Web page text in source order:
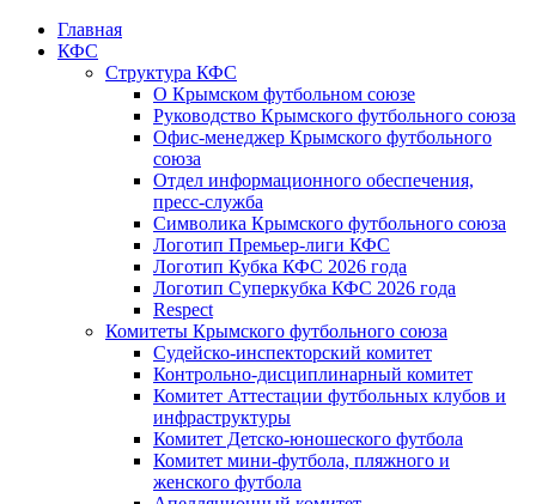
Главная
КФС
Структура КФС
О Крымском футбольном союзе
Руководство Крымского футбольного союза
Офис-менеджер Крымского футбольного
союза
Отдел информационного обеспечения,
пресс-служба
Символика Крымского футбольного союза
Логотип Премьер-лиги КФС
Логотип Кубка КФС 2026 года
Логотип Суперкубка КФС 2026 года
Respect
Комитеты Крымского футбольного союза
Судейско-инспекторский комитет
Контрольно-дисциплинарный комитет
Комитет Аттестации футбольных клубов и
инфраструктуры
Комитет Детско-юношеского футбола
Комитет мини-футбола, пляжного и
женского футбола